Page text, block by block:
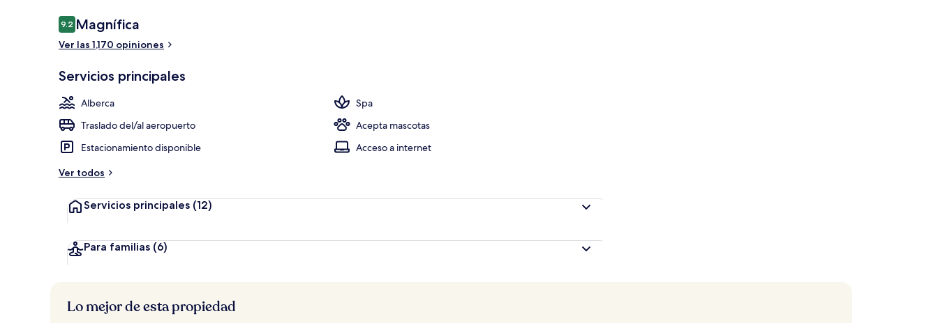
Opiniones
9.29.2 de 10,
Magnífica
Ver las 1,170 opiniones
Servicios principales
Alberca
Spa
Traslado del/al aeropuerto
Acepta mascotas
Estacionamiento disponible
Acceso a internet
Ver todos
Servicios principales (12)
Para familias (6)
Lo mejor de esta propiedad